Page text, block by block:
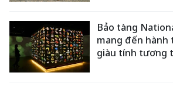
Bảo tàng
mang đến hành
giàu tính tương